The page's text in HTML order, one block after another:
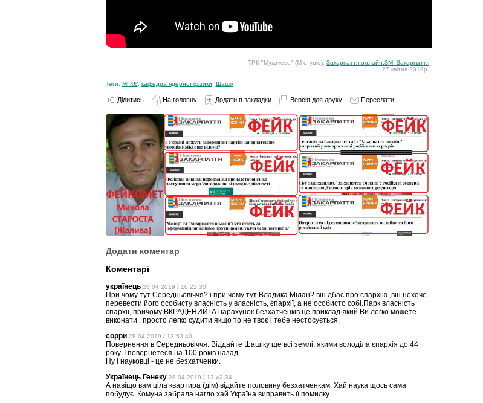
ТРК "Мукачево" (М-студіо), Закарпаття онлайн.ЗМІ Закарпаття
27 квітня 2019р.
Теги: МГКЄ, кафедра ядерної фізики Шашік
Ділитись На головну Додати в закладки Версія для друку Переслати
Додати коментар
Коментарі
українець 28.04.2019 / 16:22:30
При чому тут Середньовіччя? і при чому тут Владика Мілан? він дбає про єпархію ,він нехоче
перевести його особисту власність у власність, єпархії, а не особисто собі.Парк власність
єпархії, причому ВКРАДЕНИЙ! А нарахунок безхатченків це приклад який Ви легко можете
виконати , просто легко судити якщо то не твоє і тебе нестосується.
сорри 28.04.2019 / 13:53:40
Повернення в Середньовіччя. Віддайте Шашіку ще всі землі, якими володіла єпархія до 44
року. І повернетеся на 100 років назад.
Ну і науковці - це не безхатченки.
Українець Генеку 28.04.2019 / 13:42:34
А навіщо вам ціла квартира (дім) відайте половину безхатченкам. Хай наука щось сама
побудує. Комуна забрала нагло хай Україна виправить її помилку.